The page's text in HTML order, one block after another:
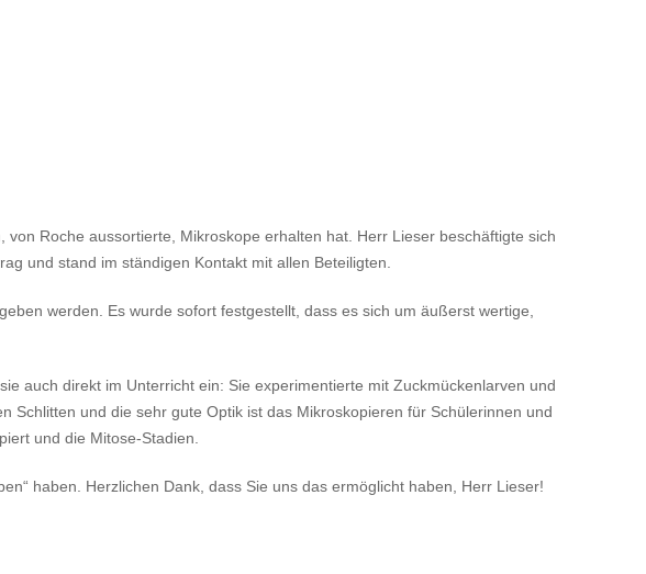
Roche aussortierte, Mikroskope erhalten hat. Herr Lieser beschäftigte sich
und stand im ständigen Kontakt mit allen Beteiligten.
werden. Es wurde sofort festgestellt, dass es sich um äußerst wertige,
auch direkt im Unterricht ein: Sie experimentierte mit Zuckmückenlarven und
und die sehr gute Optik ist das Mikroskopieren für Schülerinnen und
und die Mitose-Stadien.
haben. Herzlichen Dank, dass Sie uns das ermöglicht haben, Herr Lieser!